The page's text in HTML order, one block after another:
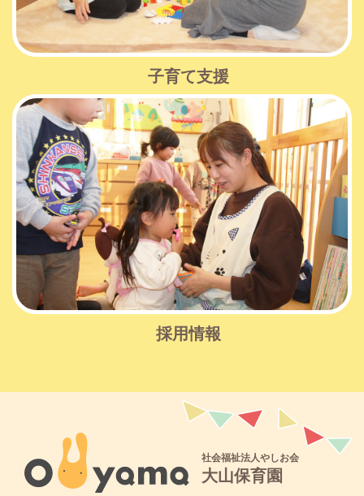
子育て支援
採用情報
社会福祉法人やしお会
大山保育園